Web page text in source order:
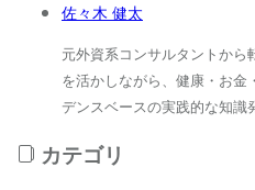
佐々木 健太
元外資系コンサルタントか
を活かしながら、健康・お
デンスベースの実践的な知識
カテゴリ